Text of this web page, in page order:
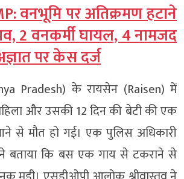
वनभूमि पर अतिक्रमण हटाने
2 वनकर्मी घायल, 4 नामजद
पर केस दर्ज
Pradesh) के रायसेन (Raisen) में
और उसकी 12 दिन की बेटी की एक
से मौत हो गई। एक पुलिस अधिकारी
बताया कि बस एक गाय से टकराने से